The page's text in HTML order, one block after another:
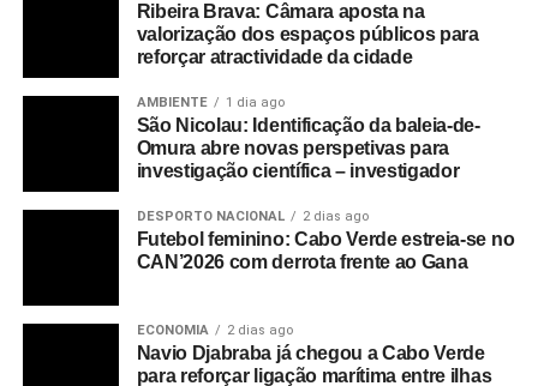
Essas condições traduzem-se, designadamente, na
aprovação do quadro legal que define a Obrigação de
Serviço Público de transporte regular doméstico.
Relativamente a manutenção dos postos de trabalho na
empresa TICV, o governo garante que está a acompanhar
o processo, procurando tudo fazer para os manter ou
procurar a sua reafectação.
A BestFly Angola é uma empresa de direito angolano,
Por: Expresso das Ilhas
Ribeira Brava: Câmara aposta na
valorização dos espaços públicos para
reforçar atractividade da cidade
AMBIENTE 1 dia ago
São Nicolau: Identificação da baleia-de-
Omura abre novas perspetivas para
investigação científica – investigador
DESPORTO NACIONAL 2 dias ago
Futebol feminino: Cabo Verde estreia-se no
CAN’2026 com derrota frente ao Gana
ECONOMIA 2 dias ago
Navio Djabraba já chegou a Cabo Verde
para reforçar ligação marítima entre ilhas